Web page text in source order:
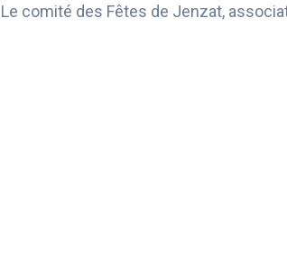
comité des Fêtes de Jenzat,